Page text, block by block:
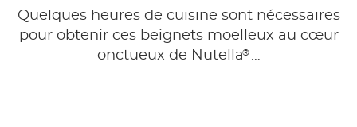
Quelques heures de cuisine sont nécessaires
pour obtenir ces beignets moelleux au cœur
onctueux de Nutella® …